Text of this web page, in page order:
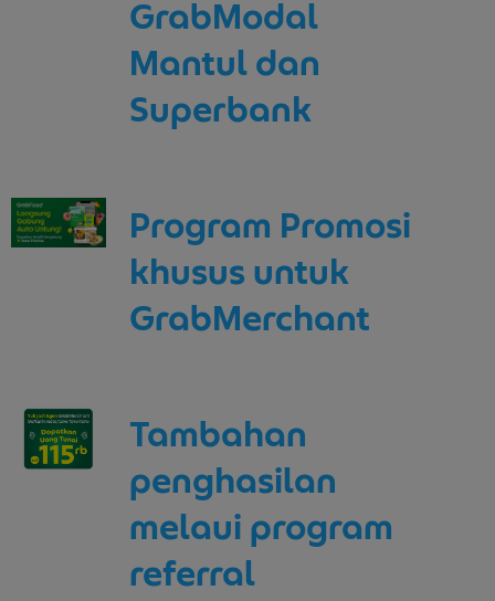
GrabModal
Mantul dan
Superbank
Program Promosi
khusus untuk
GrabMerchant
Tambahan
penghasilan
melaui program
referral